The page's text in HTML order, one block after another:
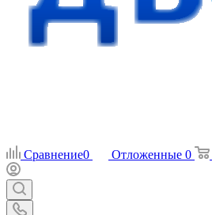
Сравнение0 Отложенные 0